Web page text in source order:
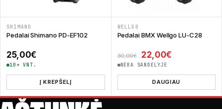
SHIMANO
Pedalai Shimano PD-EF102
25,00€
10+ VNT.
Į KREPŠELĮ
WELLGO
Pedalai BMX Wellgo LU-С28
30,00€ Original price was:
22,00€
NĖRA SANDĖLYJE
DAUGIAU